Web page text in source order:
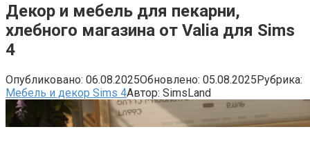
Декор и мебель для пекарни,
хлебного магазина от Valia для Sims
4
Опубликовано: 06.08.2025Обновлено: 05.08.2025Рубрика:
Мебель и декор Sims 4Автор: SimsLand